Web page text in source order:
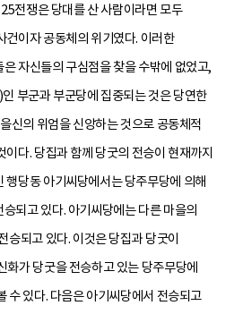
전쟁은 당대를 산 사람이라면 모두
건이자 공동체의 위기였다. 이러한
자신들의 구심점을 찾을 수밖에 없었고,
부군과 부군당에 집중되는 것은 당연한
신의 위엄을 신앙하는 것으로 공동체적
이다. 당집과 함께 당굿의 전승이 현재까지
행당동 아기씨당에서는 당주무당에 의해
되고 있다. 아기씨당에는 다른 마을의
승되고 있다. 이것은 당집과 당굿이
화가 당굿을 전승하고 있는 당주무당에
수 있다. 다음은 아기씨당에서 전승되고